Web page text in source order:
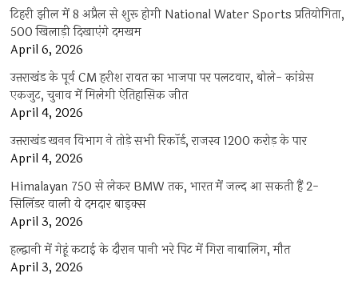
टिहरी झील में 8 अप्रैल से शुरू होगी National Water Sports प्रतियोगिता,
500 खिलाड़ी दिखाएंगे दमखम
April 6, 2026
उत्तराखंड के पूर्व CM हरीश रावत का भाजपा पर पलटवार, बोले- कांग्रेस
एकजुट, चुनाव में मिलेगी ऐतिहासिक जीत
April 4, 2026
उत्तराखंड खनन विभाग ने तोड़े सभी रिकॉर्ड, राजस्व 1200 करोड़ के पार
April 4, 2026
Himalayan 750 से लेकर BMW तक, भारत में जल्द आ सकती हैं 2-
सिलिंडर वाली ये दमदार बाइक्स
April 3, 2026
हल्द्वानी में गेहूं कटाई के दौरान पानी भरे पिट में गिरा नाबालिग, मौत
April 3, 2026